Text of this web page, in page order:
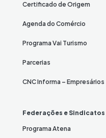
Certificado de Origem
Agenda do Comércio
Programa Vai Turismo
Parcerias
CNC Informa – Empresários
Federações e Sindicatos
Programa Atena